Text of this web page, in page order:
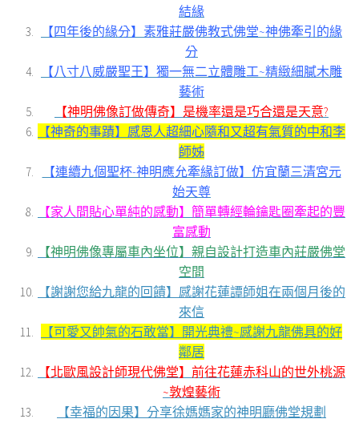
結緣
【四年後的緣分】素雅莊嚴佛教式佛堂~神佛牽引的緣
分
【八寸八威嚴聖王】獨一無二立體雕工~精緻細膩木雕
藝術
【神明佛像訂做傳奇】是機率還是巧合還是天意?
【神奇的事蹟】感恩人超細心隨和又超有氣質的中和李
師姊
【連續九個聖杯-神明應允牽緣訂做】仿宜蘭三清宮元
始天尊
【家人間貼心單純的感動】簡單轉經輪鑰匙圈牽起的豐
富感動
【神明佛像專屬車內坐位】親自設計打造車內莊嚴佛堂
空間
【謝謝您給九龍的回饋】感謝花蓮譚師姐在兩個月後的
來信
【可愛又帥氣的石敢當】開光典禮~感謝九龍佛具的好
鄰居
【北歐風設計師現代佛堂】前往花蓮赤科山的世外桃源
~敦煌藝術
【幸福的因果】分享徐媽媽家的神明廳佛堂規劃